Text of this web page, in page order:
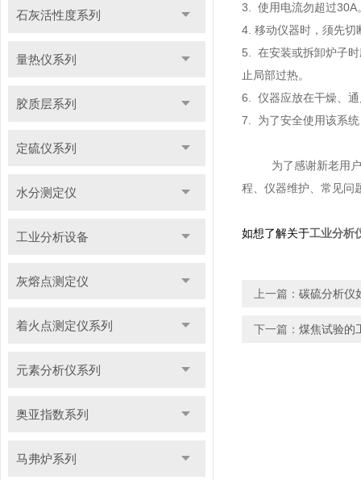
石灰活性度系列
量热仪系列
胶质层系列
定硫仪系列
水分测定仪
工业分析设备
灰熔点测定仪
着火点测定仪系列
元素分析仪系列
奥亚指数系列
马弗炉系列
3. 使用电流勿超过30A
4. 移动仪器时，须先切
5. 在安装或拆卸炉子
止局部过热。
6. 仪器应放在干燥、
7. 为了安全使用该系
为了感谢新老用
程、仪器维护、常见问
如想了解关于工业分析
上一篇： 碳硫分析仪
下一篇： 煤焦试验的